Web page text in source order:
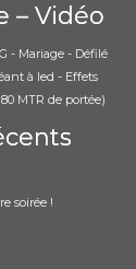
– Vidéo
- Mariage - Défilé
à led - Effets
MTR de portée)
soirée !